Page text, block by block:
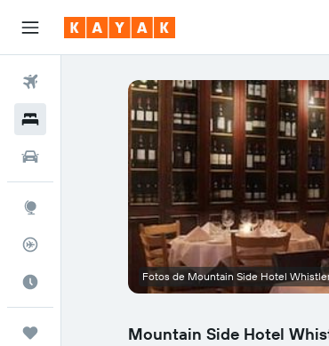
Mountain Side Hotel
Fotos de Mountain Side Hotel